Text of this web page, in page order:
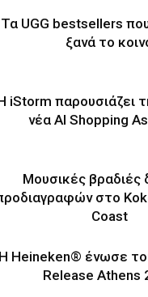
Τα UGG bestsellers
ξανά το
iStorm παρουσιάζει
νέα AI Shopping
Μουσικές βραδιές
στο
Coast
Η Heineken® ένωσε
Release Athens